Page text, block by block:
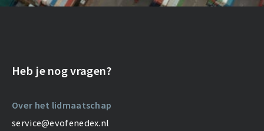
Heb je nog vragen?
Over het lidmaatschap
service@evofenedex.nl